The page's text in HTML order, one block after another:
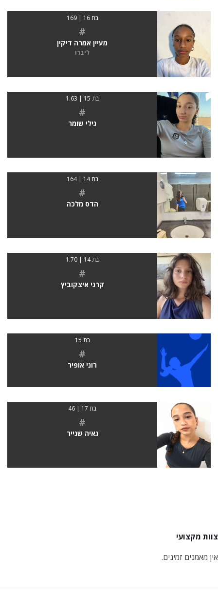
בת 16 | 169
#
מעיין אמרה דיקין
ליברו
בת 15 | 1.63
#
גילי שומר
בת 14 | 164
#
הדס מלכה
בת 14 | 1.70
#
קרני איצקוביץ
בת 15
#
רוני אופיר
בת 17 | 46
#
גאיה שנייר
צוות מקצועי
אין מאמנים זמינים.